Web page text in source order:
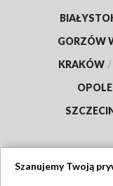
GORZÓW
KRAKÓW /
OPOLE
Szanujemy Twoją